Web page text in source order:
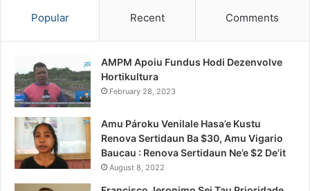
Popular Recent Comments
AMPM Apoiu Fundus Hodi Dezenvolve
Hortikultura
February 28, 2023
Amu Pároku Venilale Hasa’e Kustu
Renova Sertidaun Ba $30, Amu Vigario
Baucau : Renova Sertidaun Ne’e $2 De’it
August 8, 2022